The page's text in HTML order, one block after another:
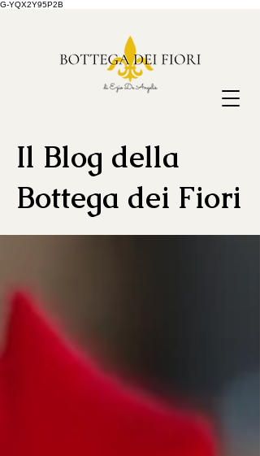
G-YQX2Y95P2B
Il Blog della
Bottega dei Fiori